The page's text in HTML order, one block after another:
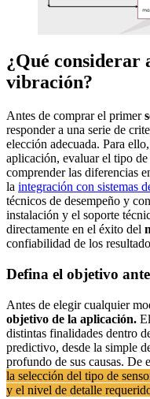
¿Qué considerar
vibración?
Antes de comprar el primer
responder a una serie de
elección adecuada. Para
aplicación, evaluar el tipo
comprender las diferencias
la integración con sistemas
técnicos de desempeño y
instalación y el soporte
directamente en el éxito del
confiabilidad de los
Defina el objetivo
Antes de elegir cualquier
objetivo de la aplicación.
distintas finalidades dentro
predictivo, desde la simple
profundo de sus causas. De
la selección del tipo de
y el nivel de detalle